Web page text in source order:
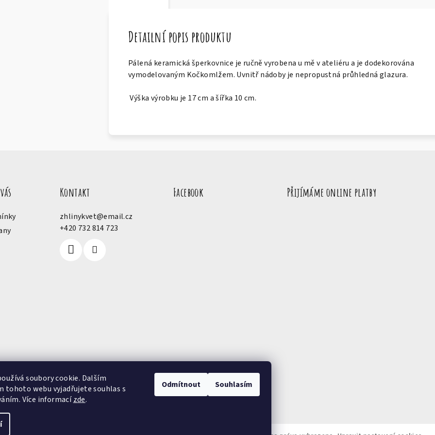
soubory cookie. Dalším
tohoto webu vyjadřujete souhlas s
Více informacízde.
Odmítnout Souhlasím
Detailní popis produktu
Pálená keramická šperkovnice je ručně vyrobena u mě v ateliéru a je dodekorována
vymodelovaným Kočkomlžem. Uvnitř nádoby je nepropustná průhledná glazura.
Výška výrobku je 17 cm a šířka 10 cm.
Kontakt
zhlinykvet@email.cz
+420 732 814 723
Facebook Přijímáme online platby